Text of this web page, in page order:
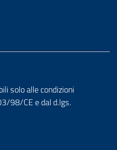
solo alle condizioni
98/CE e dal d.lgs.